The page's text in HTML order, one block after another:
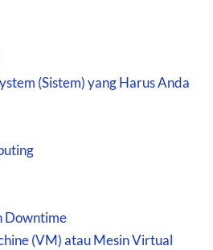
(Sistem) yang Harus Anda
Downtime
(VM) atau Mesin Virtual